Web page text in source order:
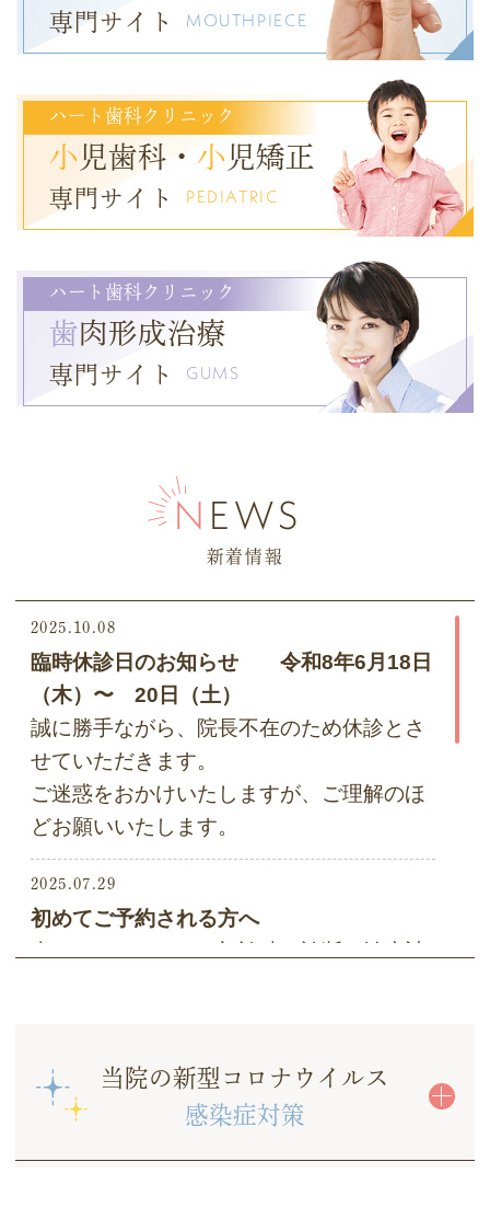
専門サイト MOUTHPIECE
ハート歯科クリニック
小 児歯科・小児矯正
専門サイト PEDIATRIC
ハート歯科クリニック
歯肉形成治療
専門サイト GUMS
NEWS
新着情報
2025.10.08
臨時休診日のお知らせ
令和8年6月18日
（木）〜 20日（土）
誠に勝手ながら、院長不在のため休診とさ
せていただきます。
ご迷惑をおかけいたしますが、ご理解のほ
どお願いいたします。
2025.07.29
初めてご予約される方へ
治療計画に同意いただけましたら、治療を
開始いたします。
当院の新型コロナウイルス
感染症対策